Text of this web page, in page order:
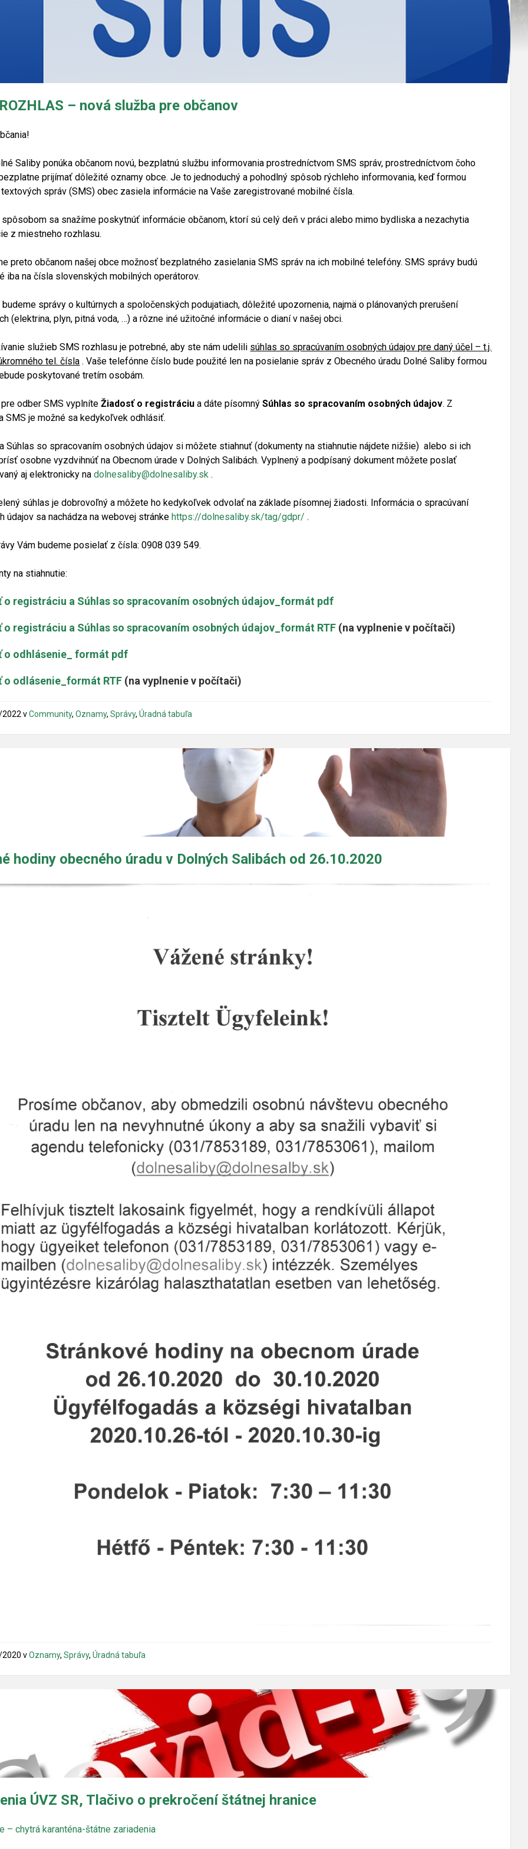
– nová služba pre občanov
Saliby ponúka občanom novú, bezplatnú službu informovania prostredníctvom SMS správ, prostredníctvom čoho
prijímať dôležité oznamy obce. Je to jednoduchý a pohodlný spôsob rýchleho informovania, keď formou
správ (SMS) obec zasiela informácie na Vaše zaregistrované mobilné čísla.
spôsobom sa snažíme poskytnúť informácie občanom, ktorí sú celý deň v práci alebo mimo bydliska a nezachytia
z miestneho rozhlasu.
preto občanom našej obce možnosť bezplatného zasielania SMS správ na ich mobilné telefóny. SMS správy budú
iba na čísla slovenských mobilných operátorov.
správy o kultúrnych a spoločenských podujatiach, dôležité upozornenia, najmä o plánovaných prerušení
(elektrina, plyn, pitná voda, …) a rôzne iné užitočné informácie o dianí v našej obci.
služieb SMS rozhlasu je potrebné, aby ste nám udelili súhlas so spracúvaním osobných údajov pre daný účel – t.j.
tel. čísla . Vaše telefónne číslo bude použité len na posielanie správ z Obecného úradu Dolné Saliby formou
poskytované tretím osobám.
pre odber SMS vyplníteŽiadosť o registráciu a dáte písomnýSúhlas so spracovaním osobných údajov. Z
SMS je možné sa kedykoľvek odhlásiť.
Súhlas so spracovaním osobných údajov si môžete stiahnuť (dokumenty na stiahnutie nájdete nižšie) alebo si ich
osobne vyzdvihnúť na Obecnom úrade v Dolných Salibách. Vyplnený a podpísaný dokument môžete poslať
aj elektronicky nadolnesaliby@dolnesaliby.sk .
súhlas je dobrovoľný a môžete ho kedykoľvek odvolať na základe písomnej žiadosti. Informácia o spracúvaní
údajov sa nachádza na webovej stránkehttps://dolnesaliby.sk/tag/gdpr/.
Vám budeme posielať z čísla: 0908 039 549.
na stiahnutie:
o registráciu a Súhlas so spracovaním osobných údajov_formát pdf
o registráciu a Súhlas so spracovaním osobných údajov_formát RTF (na vyplnenie v počítači)
o odhlásenie_ formát pdf
o odlásenie_formát RTF (na vyplnenie v počítači)
2022vCommunity,Oznamy,Správy,Úradná tabuľa
hodiny obecného úradu v Dolných Salibách od 26.10.2020
2020vOznamy,Správy,Úradná tabuľa
ÚVZ SR, Tlačivo o prekročení štátnej hranice
– chytrá karanténa-štátne zariadenia